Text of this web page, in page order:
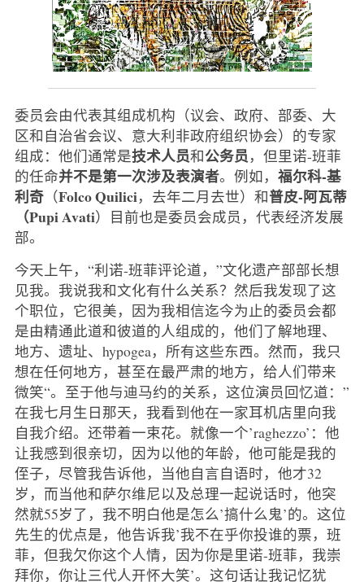
委员会由代表其组成机构（议会、政府、部委、大
区和自治省会议、意大利非政府组织协会）的专家
组成：他们通常是技术人员和公务员，但里诺-班菲
的任命并不是第一次涉及表演者。例如， 福尔科-基
利奇（Folco Quilici，去年二月去世）和普皮-阿瓦蒂
（Pupi Avati）目前也是委员会成员，代表经济发展
部。
今天上午，“利诺-班菲评论道，”文化遗产部部长想
见我。我说我和文化有什么关系？然后我发现了这
个职位，它很美，因为我相信迄今为止的委员会都
是由精通此道和彼道的人组成的，他们了解地理、
地方、遗址、hypogea，所有这些东西。然而，我只
想在任何地方，甚至在最严肃的地方，给人们带来
微笑“。至于他与迪马约的关系，这位演员回忆道：”
在我七月生日那天，我看到他在一家耳机店里向我
自我介绍。还带着一束花。就像一个’raghezzo’：他
让我感到很亲切，因为以他的年龄，他可能是我的
侄子，尽管我告诉他，当他自言自语时，他才32
岁，而当他和萨尔维尼以及总理一起说话时，他突
然就55岁了，我不明白他是怎么’搞什么鬼’的。这位
先生的优点是，他告诉我’我不在乎你投谁的票，班
菲，但我欠你这个人情，因为你是里诺-班菲，我崇
拜你，你让三代人开怀大笑’。这句话让我记忆犹